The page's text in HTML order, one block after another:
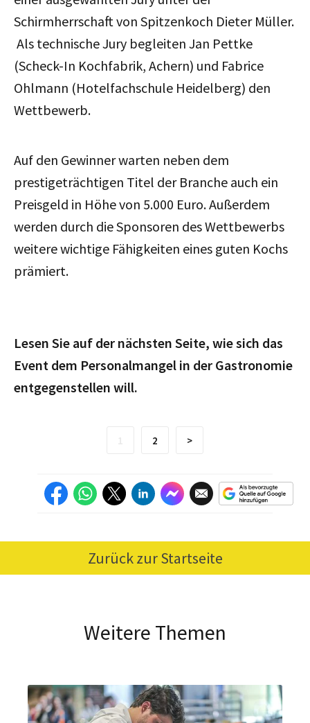
Schirmherrschaft von Spitzenkoch Dieter Müller.
Als technische Jury begleiten Jan Pettke
(Scheck-In Kochfabrik, Achern) und Fabrice
Ohlmann (Hotelfachschule Heidelberg) den
Wettbewerb.
Auf den Gewinner warten neben dem
prestigeträchtigen Titel der Branche auch ein
Preisgeld in Höhe von 5.000 Euro. Außerdem
werden durch die Sponsoren des Wettbewerbs
weitere wichtige Fähigkeiten eines guten Kochs
prämiert.
Lesen Sie auf der nächsten Seite, wie sich das
Event dem Personalmangel in der Gastronomie
entgegenstellen will.
2 >
Zurück zur Startseite
Weitere Themen